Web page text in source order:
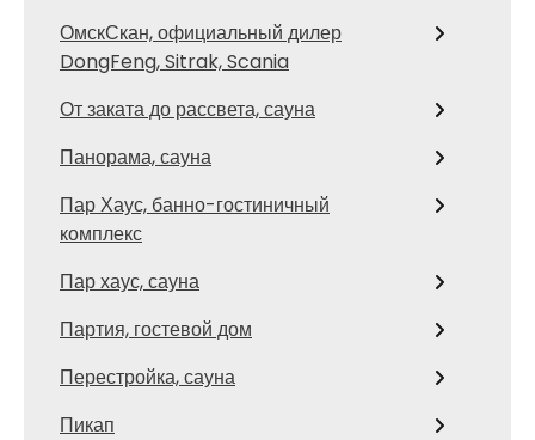
ОмскСкан, официальный дилер
DongFeng, Sitrak, Scania
От заката до рассвета, сауна
Панорама, сауна
Пар Хаус, банно-гостиничный
комплекс
Пар хаус, сауна
Партия, гостевой дом
Перестройка, сауна
Пикап